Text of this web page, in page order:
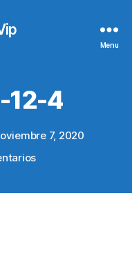
Menu
12-4
7, 2020
en